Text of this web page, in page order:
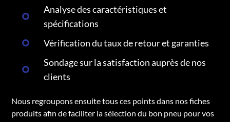
Analyse des caractéristiques et
spécifications
Vérification du taux de retour et garanties
Sondage sur la satisfaction auprès de nos
clients
Nous regroupons ensuite tous ces points dans nos fiches
produits afin de faciliter la sélection du bon pneu pour vos